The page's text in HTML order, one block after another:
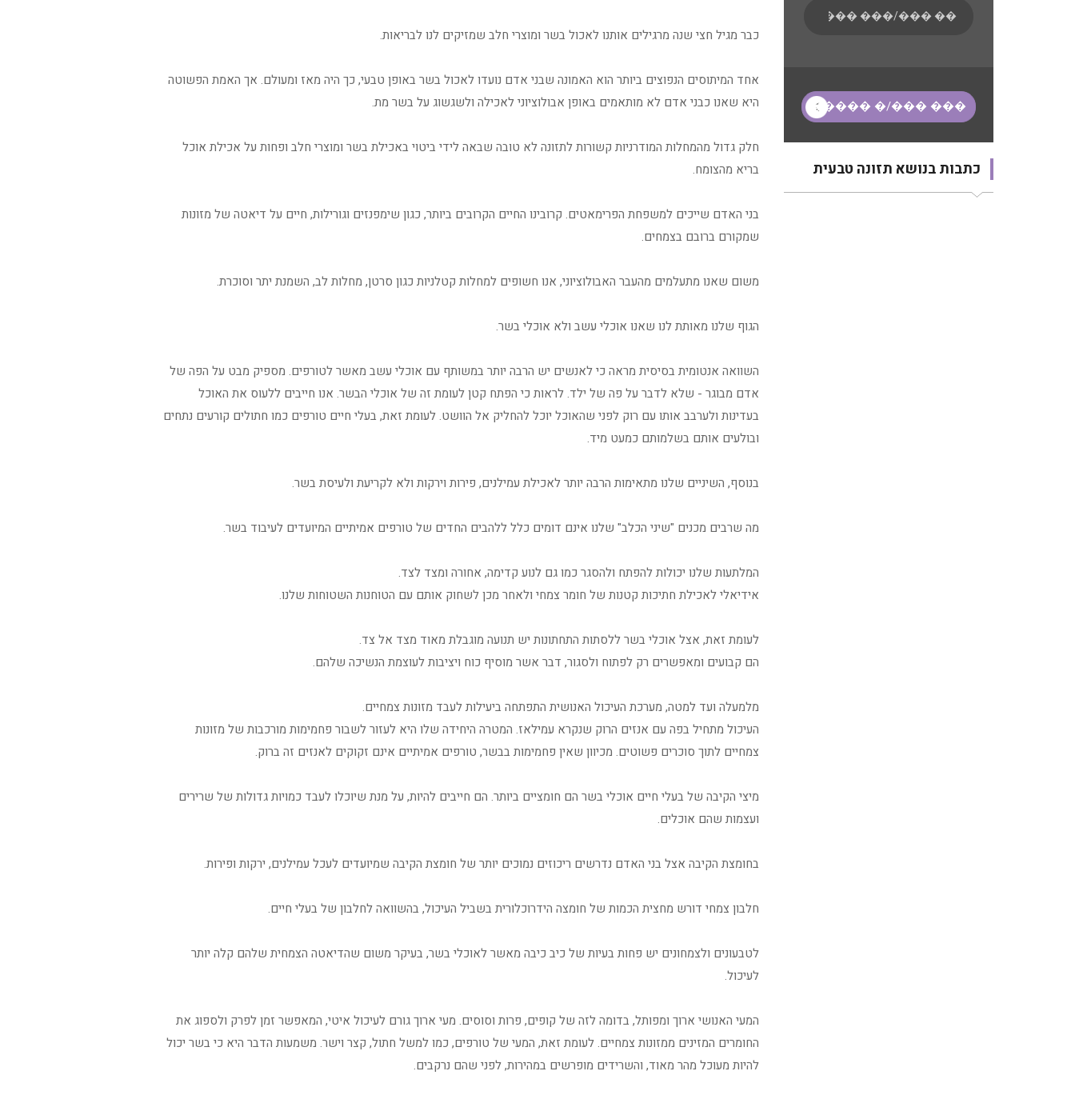
כבר מגיל חצי שנה מרגילים אותנו לאכול בשר ומוצרי חלב שמזיקים לנו לבריאות.
אחד המיתוסים הנפוצים ביותר הוא האמונה שבני אדם נועדו לאכול בשר באופן טבעי, כך היה מאז ומעולם. אך האמת הפשוטה
היא שאנו כבני אדם לא מותאמים באופן אבולוציוני לאכילה ולשגשוג על בשר מת.
חלק גדול מהמחלות המודרניות קשורות לתזונה לא טובה שבאה לידי ביטוי באכילת בשר ומוצרי חלב ופחות על אכילת אוכל
בריא מהצומח.
בני האדם שייכים למשפחת הפרימאטים. קרובינו החיים הקרובים ביותר, כגון שימפנזים וגורילות, חיים על דיאטה של מזונות
שמקורם ברובם בצמחים.
משום שאנו מתעלמים מהעבר האבולוציוני, אנו חשופים למחלות קטלניות כגון סרטן, מחלות לב, השמנת יתר וסוכרת.
הגוף שלנו מאותת לנו שאנו אוכלי עשב ולא אוכלי בשר.
השוואה אנטומית בסיסית מראה כי לאנשים יש הרבה יותר במשותף עם אוכלי עשב מאשר לטורפים. מספיק מבט על הפה של
אדם מבוגר - שלא לדבר על פה של ילד. לראות כי הפתח קטן לעומת זה של אוכלי הבשר. אנו חייבים ללעוס את האוכל
בעדינות ולערבב אותו עם רוק לפני שהאוכל יוכל להחליק אל הוושט. לעומת זאת, בעלי חיים טורפים כמו חתולים קורעים נתחים
ובולעים אותם בשלמותם כמעט מיד.
בנוסף, השיניים שלנו מתאימות הרבה יותר לאכילת עמילנים, פירות וירקות ולא לקריעת ולעיסת בשר.
מה שרבים מכנים "שיני הכלב" שלנו אינם דומים כלל ללהבים החדים של טורפים אמיתיים המיועדים לעיבוד בשר.
המלתעות שלנו יכולות להפתח ולהסגר כמו גם לנוע קדימה, אחורה ומצד לצד.
אידיאלי לאכילת חתיכות קטנות של חומר צמחי ולאחר מכן לשחוק אותם עם הטוחנות השטוחות שלנו.
לעומת זאת, אצל אוכלי בשר ללסתות התחתונות יש תנועה מוגבלת מאוד מצד אל צד.
הם קבועים ומאפשרים רק לפתוח ולסגור, דבר אשר מוסיף כוח ויציבות לעוצמת הנשיכה שלהם.
מלמעלה ועד למטה, מערכת העיכול האנושית התפתחה ביעילות לעבד מזונות צמחיים.
העיכול מתחיל בפה עם אנזים הרוק שנקרא עמילאז. המטרה היחידה שלו היא לעזור לשבור פחמימות מורכבות של מזונות
צמחיים לתוך סוכרים פשוטים. מכיוון שאין פחמימות בבשר, טורפים אמיתיים אינם זקוקים לאנזים זה ברוק.
מיצי הקיבה של בעלי חיים אוכלי בשר הם חומציים ביותר. הם חייבים להיות, על מנת שיוכלו לעבד כמויות גדולות של שרירים
ועצמות שהם אוכלים.
בחומצת הקיבה אצל בני האדם נדרשים ריכוזים נמוכים יותר של חומצת הקיבה שמיועדים לעכל עמילנים, ירקות ופירות.
חלבון צמחי דורש מחצית הכמות של חומצה הידרוכלורית בשביל העיכול, בהשוואה לחלבון של בעלי חיים.
לטבעונים ולצמחונים יש פחות בעיות של כיב כיבה מאשר לאוכלי בשר, בעיקר משום שהדיאטה הצמחית שלהם קלה יותר
לעיכול.
המעי האנושי ארוך ומפותל, בדומה לזה של קופים, פרות וסוסים. מעי ארוך גורם לעיכול איטי, המאפשר זמן לפרק ולספוג את
החומרים המזינים ממזונות צמחיים. לעומת זאת, המעי של טורפים, כמו למשל חתול, קצר וישר. משמעות הדבר היא כי בשר יכול
להיות מעוכל מהר מאוד, והשרידים מופרשים במהירות, לפני שהם נרקבים.
כתבות בנושא תזונה טבעית